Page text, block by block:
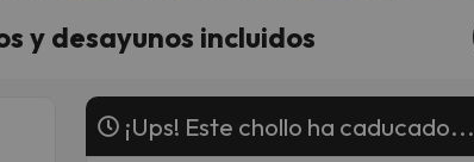
y desayunos incluidos
¡Ups! Este chollo ha caducado...